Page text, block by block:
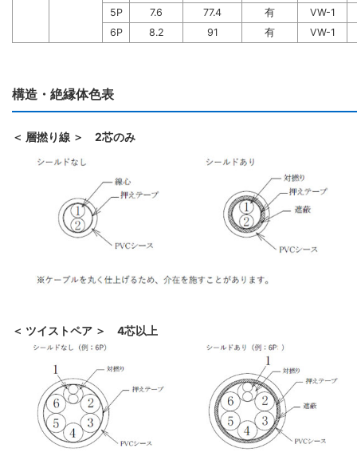
5P
7.6 77.4 有
VW-1
6P
8.2 91 有 VW-1
構造・絶縁体色表
＜ 層撚り線 ＞ 2芯のみ
＜ ツイストペア ＞ 4芯以上